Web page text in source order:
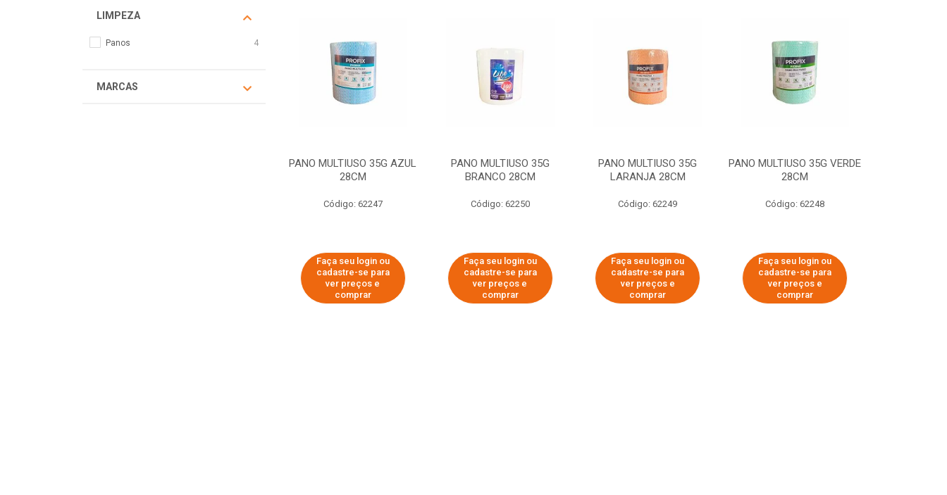
LIMPEZA
Panos 4
MARCAS
PANO MULTIUSO 35G AZUL
28CM
Código: 62247
Faça seu login ou
cadastre-se para
ver preços e
comprar
PANO MULTIUSO 35G
BRANCO 28CM
Código: 62250
Faça seu login ou
cadastre-se para
ver preços e
comprar
PANO MULTIUSO 35G
LARANJA 28CM
Código: 62249
Faça seu login ou
cadastre-se para
ver preços e
comprar
PANO MULTIUSO 35G VERDE
28CM
Código: 62248
Faça seu login ou
cadastre-se para
ver preços e
comprar